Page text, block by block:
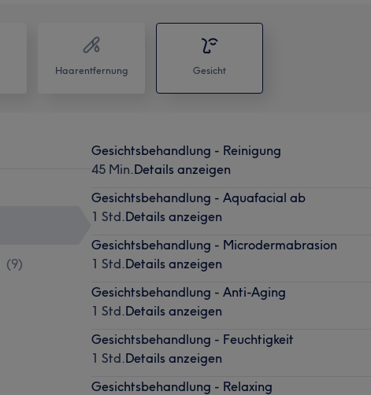
Haarentfernung Gesicht
(9)
Gesichtsbehandlung - Reinigung
45 Min.Details anzeigen
Gesichtsbehandlung - Aquafacial ab
1 Std.Details anzeigen
Gesichtsbehandlung - Microdermabrasion
1 Std.Details anzeigen
Gesichtsbehandlung - Anti-Aging
1 Std.Details anzeigen
Gesichtsbehandlung - Feuchtigkeit
1 Std.Details anzeigen
Gesichtsbehandlung - Relaxing